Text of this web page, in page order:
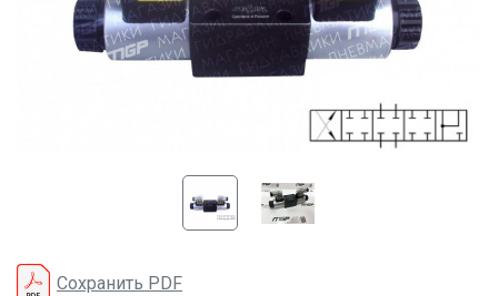
Сохранить PDF